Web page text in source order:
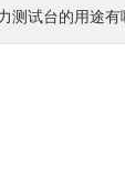
的用途有哪些 质量